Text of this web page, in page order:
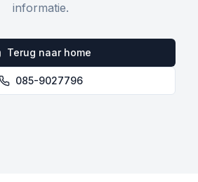
informatie.
Terug naar home
085-9027796